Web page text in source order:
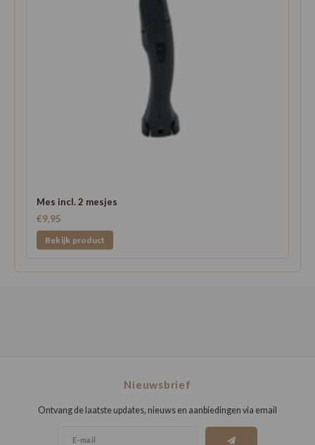
Mes incl. 2 mesjes
€9,95
Bekijk product
Nieuwsbrief
Ontvang de laatste updates, nieuws en aanbiedingen via email